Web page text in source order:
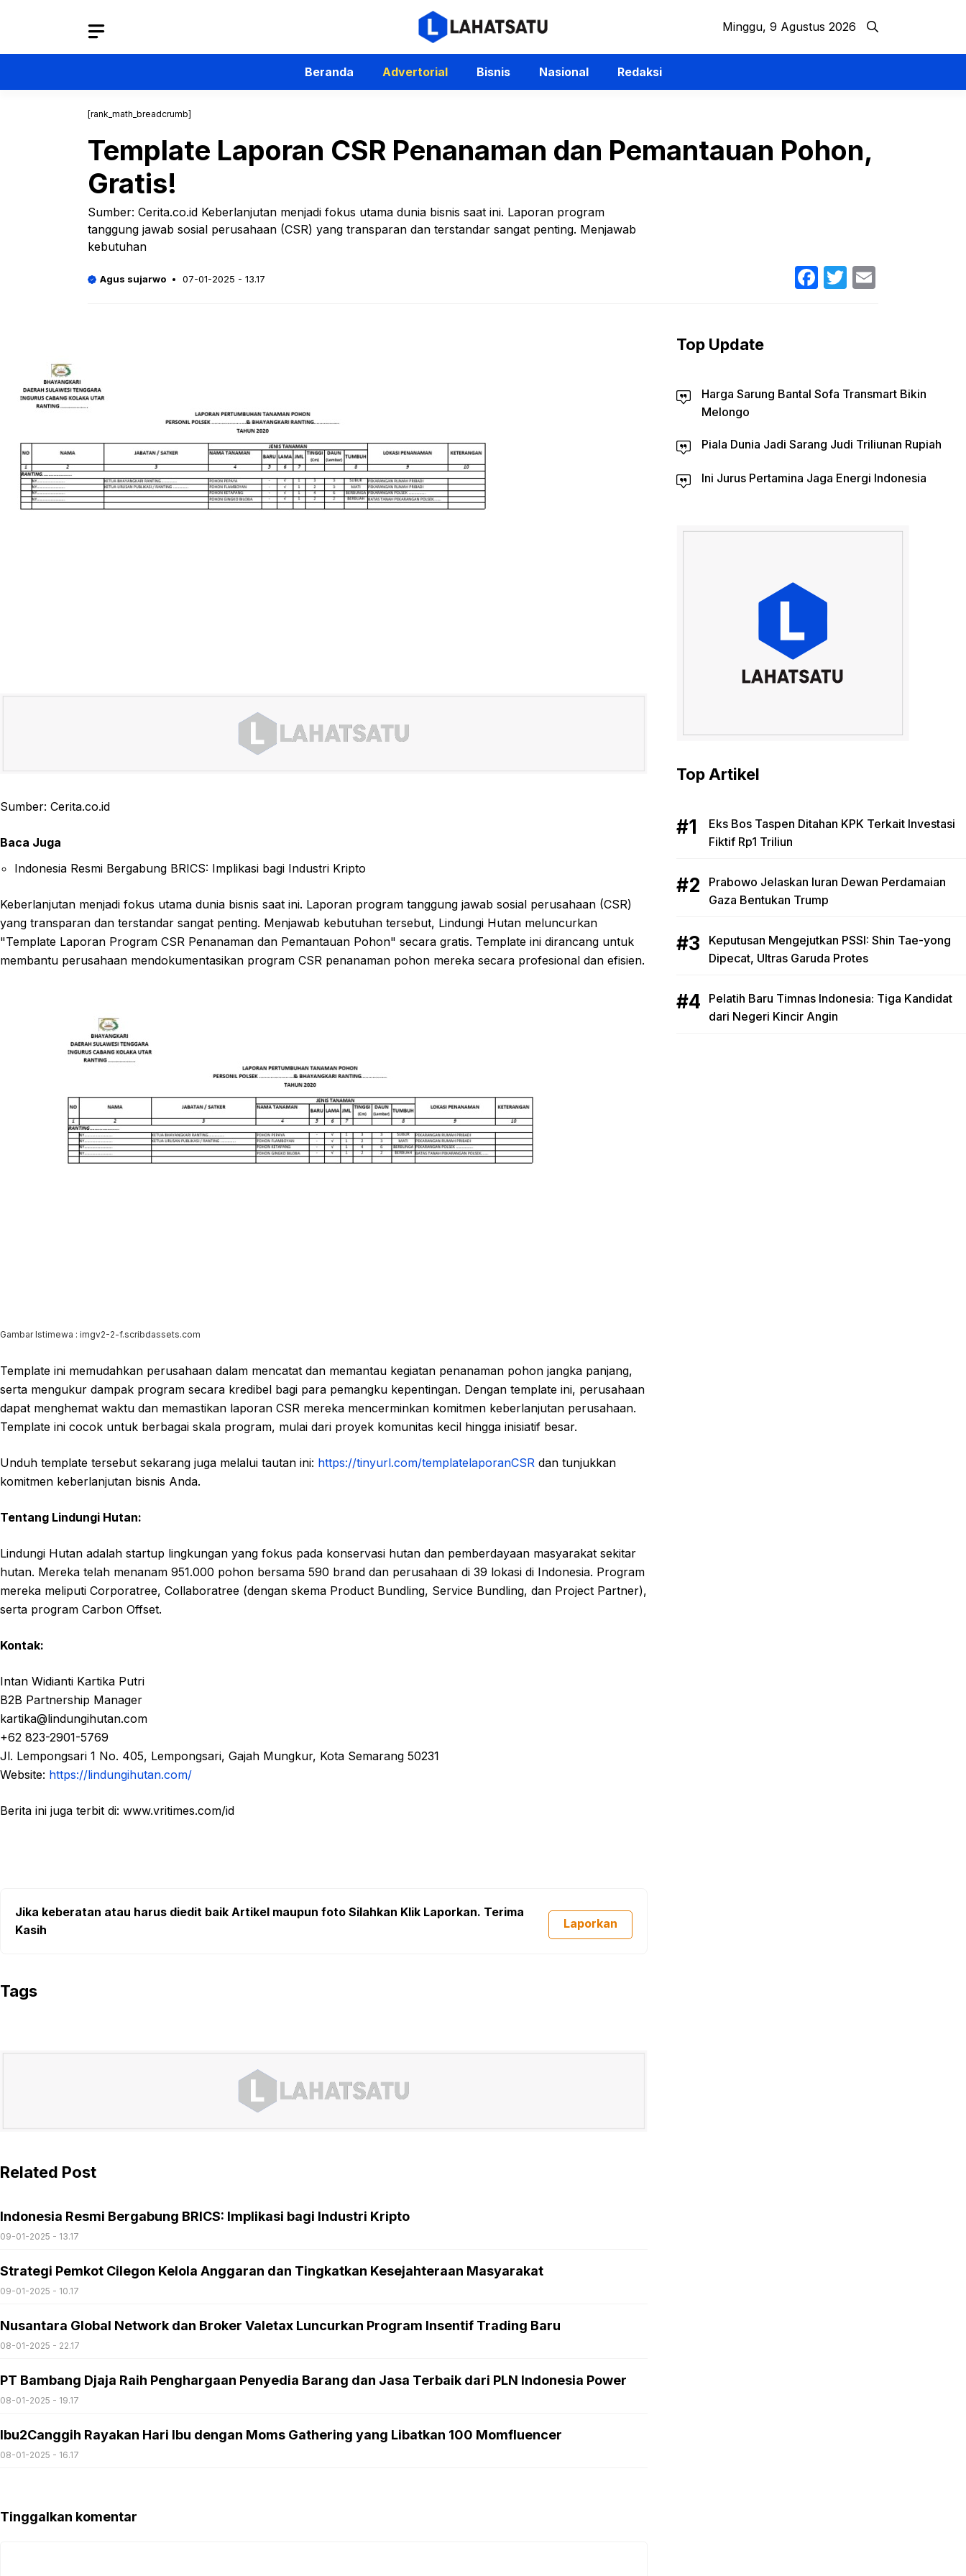
Minggu, 9 Agustus 2026
Beranda Advertorial Bisnis Nasional Redaksi
[rank_math_breadcrumb]
Template Laporan CSR Penanaman dan Pemantauan Pohon,
Gratis!
Sumber: Cerita.co.id Keberlanjutan menjadi fokus utama dunia bisnis saat ini. Laporan program
tanggung jawab sosial perusahaan (CSR) yang transparan dan terstandar sangat penting. Menjawab
kebutuhan
Agus sujarwo 07-01-2025 - 13.17 Facebook
Twitter
Sumber: Cerita.co.id
Baca Juga
Indonesia Resmi Bergabung BRICS: Implikasi bagi Industri Kripto
Keberlanjutan menjadi fokus utama dunia bisnis saat ini. Laporan program tanggung jawab sosial perusahaan (CSR)
yang transparan dan terstandar sangat penting. Menjawab kebutuhan tersebut, Lindungi Hutan meluncurkan
"Template Laporan Program CSR Penanaman dan Pemantauan Pohon" secara gratis. Template ini dirancang untuk
membantu perusahaan mendokumentasikan program CSR penanaman pohon mereka secara profesional dan efisien.
Gambar Istimewa : imgv2-2-f.scribdassets.com
Template ini memudahkan perusahaan dalam mencatat dan memantau kegiatan penanaman pohon jangka panjang,
serta mengukur dampak program secara kredibel bagi para pemangku kepentingan. Dengan template ini, perusahaan
dapat menghemat waktu dan memastikan laporan CSR mereka mencerminkan komitmen keberlanjutan perusahaan.
Template ini cocok untuk berbagai skala program, mulai dari proyek komunitas kecil hingga inisiatif besar.
Unduh template tersebut sekarang juga melalui tautan ini: https://tinyurl.com/templatelaporanCSR dan tunjukkan
komitmen keberlanjutan bisnis Anda.
Tentang Lindungi Hutan:
Lindungi Hutan adalah startup lingkungan yang fokus pada konservasi hutan dan pemberdayaan masyarakat sekitar
hutan. Mereka telah menanam 951.000 pohon bersama 590 brand dan perusahaan di 39 lokasi di Indonesia. Program
mereka meliputi Corporatree, Collaboratree (dengan skema Product Bundling, Service Bundling, dan Project Partner),
serta program Carbon Offset.
Kontak:
Intan Widianti Kartika Putri
B2B Partnership Manager
kartika@lindungihutan.com
+62 823-2901-5769
Jl. Lempongsari 1 No. 405, Lempongsari, Gajah Mungkur, Kota Semarang 50231
Website: https://lindungihutan.com/
Berita ini juga terbit di: www.vritimes.com/id
Jika keberatan atau harus diedit baik Artikel maupun foto Silahkan Klik Laporkan. Terima
Kasih
Laporkan
Tags
Related Post
Indonesia Resmi Bergabung BRICS: Implikasi bagi Industri Kripto
09-01-2025 - 13.17
Strategi Pemkot Cilegon Kelola Anggaran dan Tingkatkan Kesejahteraan Masyarakat
09-01-2025 - 10.17
Nusantara Global Network dan Broker Valetax Luncurkan Program Insentif Trading Baru
08-01-2025 - 22.17
PT Bambang Djaja Raih Penghargaan Penyedia Barang dan Jasa Terbaik dari PLN Indonesia Power
08-01-2025 - 19.17
Ibu2Canggih Rayakan Hari Ibu dengan Moms Gathering yang Libatkan 100 Momfluencer
08-01-2025 - 16.17
Tinggalkan komentar
Top Update
Harga Sarung Bantal Sofa Transmart Bikin
Melongo
Piala Dunia Jadi Sarang Judi Triliunan Rupiah
Ini Jurus Pertamina Jaga Energi Indonesia
Top Artikel
Eks Bos Taspen Ditahan KPK Terkait Investasi
Fiktif Rp1 Triliun
Prabowo Jelaskan Iuran Dewan Perdamaian
Gaza Bentukan Trump
Keputusan Mengejutkan PSSI: Shin Tae-yong
Dipecat, Ultras Garuda Protes
Pelatih Baru Timnas Indonesia: Tiga Kandidat
dari Negeri Kincir Angin